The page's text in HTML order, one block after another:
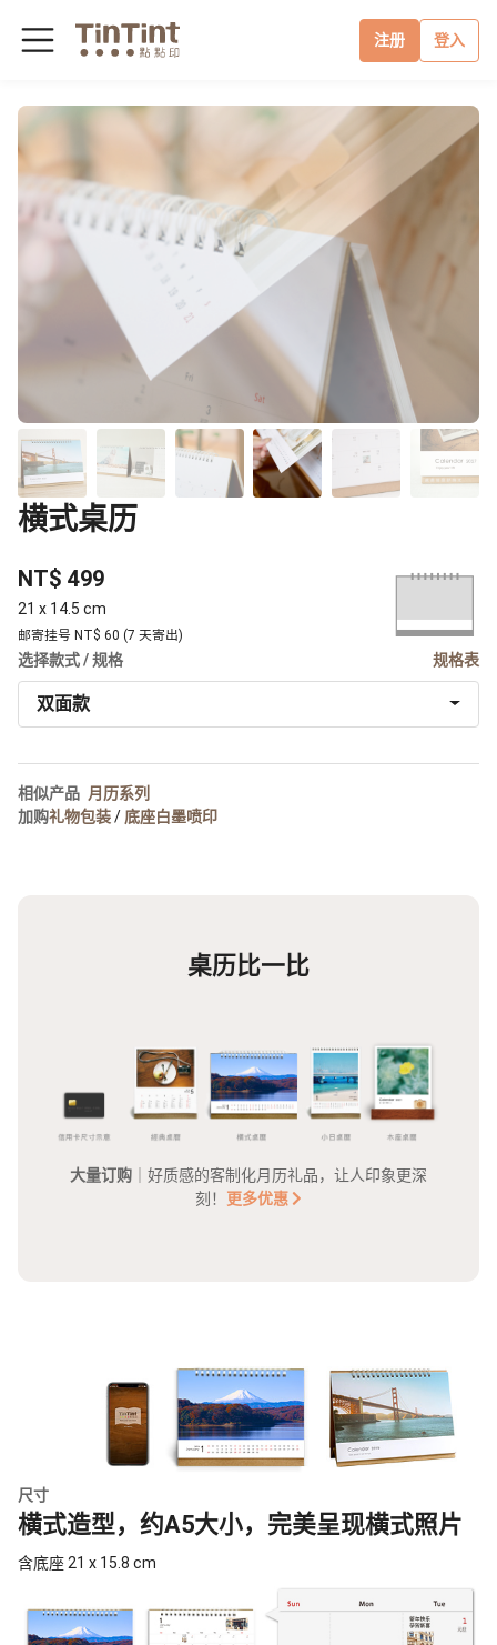
注册 登入
横式桌历
NT$ 499
21 x 14.5 cm
邮寄挂号 NT$ 60 (7 天寄出)
选择款式 / 规格 规格表
双面款
相似产品 月历系列
加购礼物包装/ 底座白墨喷印
桌历比一比
大量订购 ｜好质感的客制化月历礼品，让人印象更深
刻！ 更多优惠
尺寸
横式造型，约A5大小，完美呈现横式照片
含底座 21 x 15.8 cm